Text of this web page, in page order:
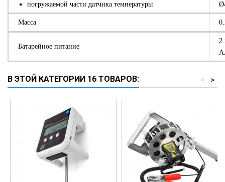
погружаемой части датчика температуры
Масса
Батарейное питание
2
В ЭТОЙ КАТЕГОРИИ 16 ТОВАРОВ: >
<